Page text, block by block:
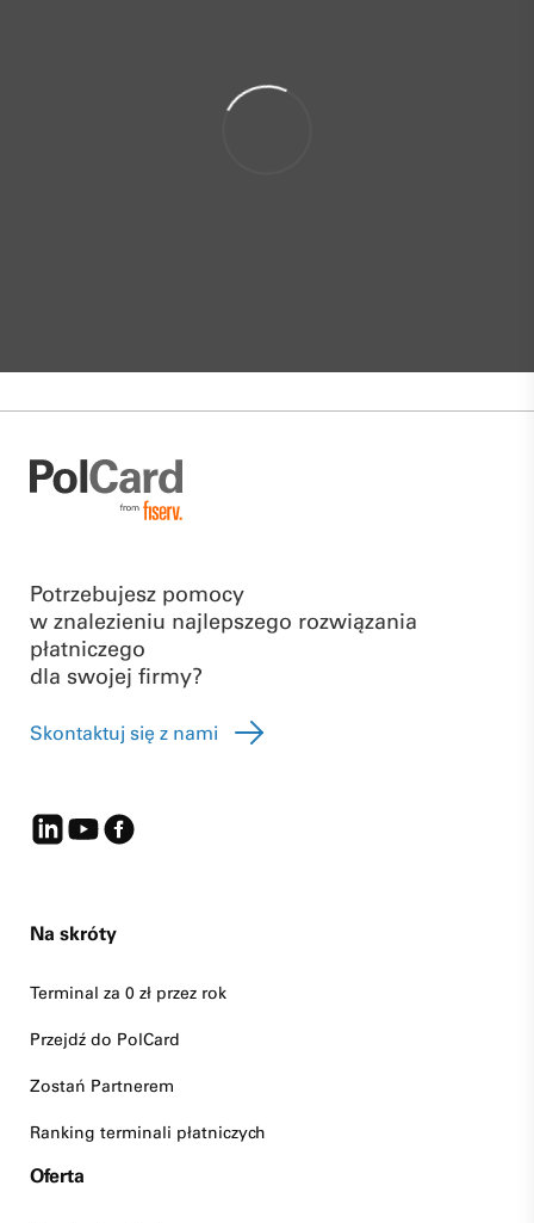
Potrzebujesz pomocy
w znalezieniu najlepszego rozwiązania
płatniczego
dla swojej firmy?
Skontaktuj się z nami
Na skróty
Terminal za 0 zł przez rok
Przejdź do PolCard
Zostań Partnerem
Ranking terminali płatniczych
Oferta